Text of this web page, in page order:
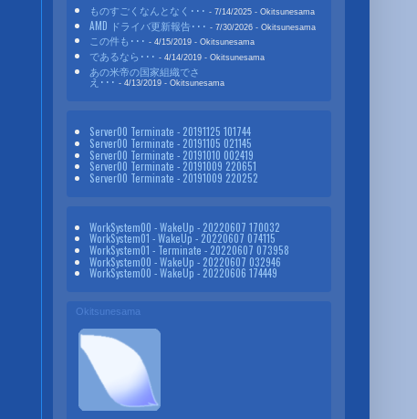
ものすごくなんとなく･･･ - 7/14/2025 - Okitsunesama
AMD ドライバ更新報告･･･ - 7/30/2026 - Okitsunesama
この件も･･･ - 4/15/2019 - Okitsunesama
であるなら･･･ - 4/14/2019 - Okitsunesama
あの米帝の国家組織でさ
え･･･ - 4/13/2019 - Okitsunesama
Server00 Terminate - 20191125 101744
Server00 Terminate - 20191105 021145
Server00 Terminate - 20191010 002419
Server00 Terminate - 20191009 220651
Server00 Terminate - 20191009 220252
WorkSystem00 - WakeUp - 20220607 170032
WorkSystem01 - WakeUp - 20220607 074115
WorkSystem01 - Terminate - 20220607 073958
WorkSystem00 - WakeUp - 20220607 032946
WorkSystem00 - WakeUp - 20220606 174449
Okitsunesama